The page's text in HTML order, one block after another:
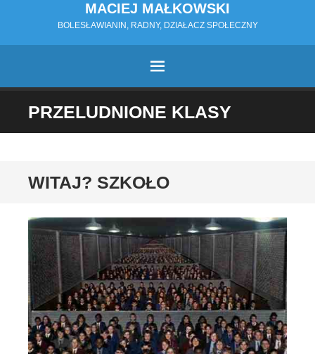
MACIEJ MAŁKOWSKI
BOLESŁAWIANIN, RADNY, DZIAŁACZ SPOŁECZNY
MENU
PRZESKOCZ
PRZELUDNIONE KLASY
WITAJ? SZKOŁO